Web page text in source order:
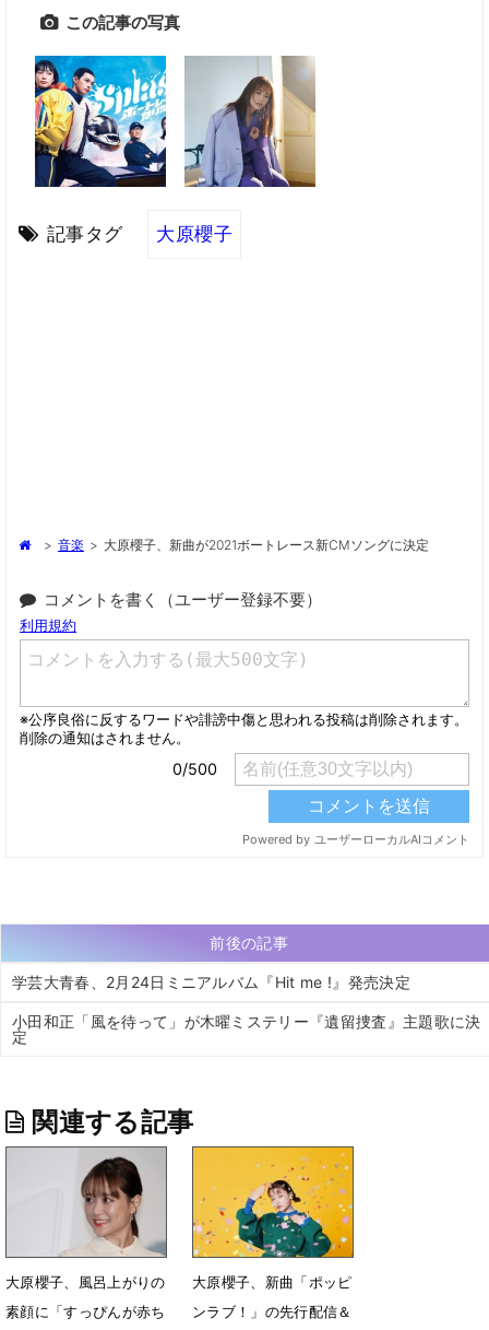
この記事の写真
記事タグ 大原櫻子
> 音楽 > 大原櫻子、新曲が2021ボートレース新CMソングに決定
コメントを書く（ユーザー登録不要）
前後の記事
学芸大青春、2月24日ミニアルバム『Hit me !』発売決定
小田和正「風を待って」が木曜ミステリー『遺留捜査』主題歌に決
定
関連する記事
大原櫻子、風呂上がりの
素顔に「すっぴんが赤ち
大原櫻子、新曲「ポッピ
ンラブ！」の先行配信＆